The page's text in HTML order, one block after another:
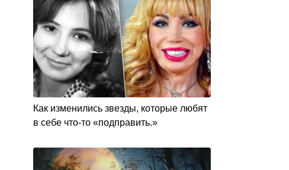
Как изменились звезды, которые любят
в себе что-то «подправить.»